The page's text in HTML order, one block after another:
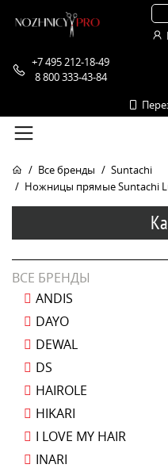
+7 495 212-18-49
8 800 333-43-84
Все бренды
Suntachi
Ножницы прямые Suntachi
ВСЕ БРЕНДЫ
ANDIS
DAYO
DEWAL
DS
HAIROLE
HIKARI
I LOVE MY HAIR
INARI